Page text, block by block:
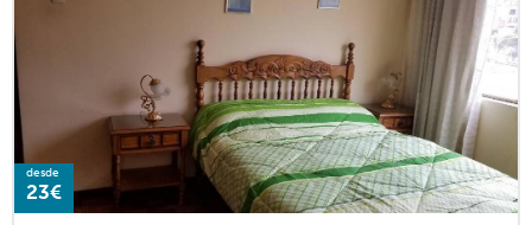
desde
23€